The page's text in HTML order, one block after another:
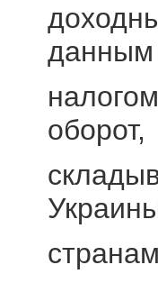
данным
оборот,